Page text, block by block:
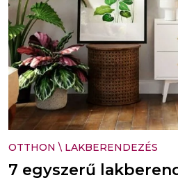
OTTHON \ LAKBERENDEZÉS
7 egyszerű